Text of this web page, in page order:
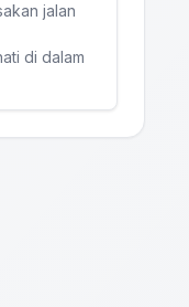
jalan
di dalam